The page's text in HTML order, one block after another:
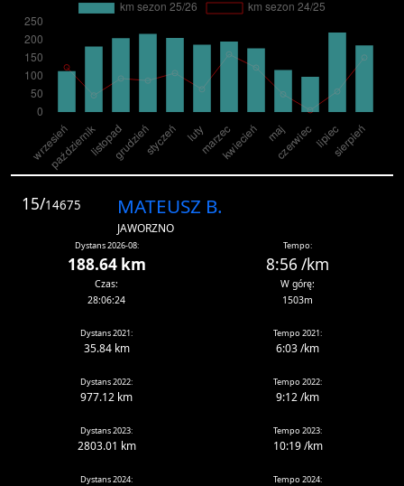
15/14675 MATEUSZ B.
JAWORZNO
Dystans 2026-08:
188.64 km
Tempo:
8:56 /km
Czas:
28:06:24
W górę:
1503m
Dystans 2021:
35.84 km
Tempo 2021:
6:03 /km
Dystans 2022:
977.12 km
Tempo 2022:
9:12 /km
Dystans 2023:
2803.01 km
Tempo 2023:
10:19 /km
Dystans 2024: Tempo 2024: